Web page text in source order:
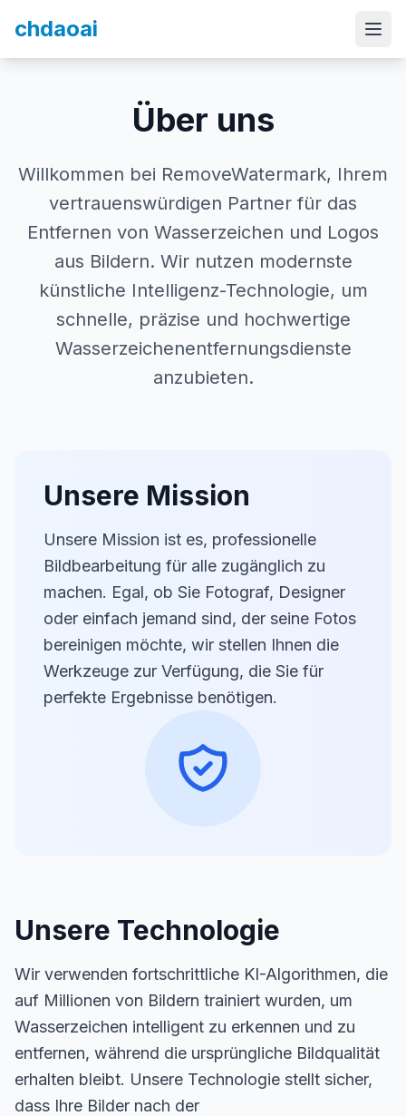
chdaoai
Über uns
Willkommen bei RemoveWatermark, Ihrem
vertrauenswürdigen Partner für das
Entfernen von Wasserzeichen und Logos
aus Bildern. Wir nutzen modernste
künstliche Intelligenz-Technologie, um
schnelle, präzise und hochwertige
Wasserzeichenentfernungsdienste
anzubieten.
Unsere Mission
Unsere Mission ist es, professionelle
Bildbearbeitung für alle zugänglich zu
machen. Egal, ob Sie Fotograf, Designer
oder einfach jemand sind, der seine Fotos
bereinigen möchte, wir stellen Ihnen die
Werkzeuge zur Verfügung, die Sie für
perfekte Ergebnisse benötigen.
Unsere Technologie
Wir verwenden fortschrittliche KI-Algorithmen, die
auf Millionen von Bildern trainiert wurden, um
Wasserzeichen intelligent zu erkennen und zu
entfernen, während die ursprüngliche Bildqualität
erhalten bleibt. Unsere Technologie stellt sicher,
dass Ihre Bilder nach der